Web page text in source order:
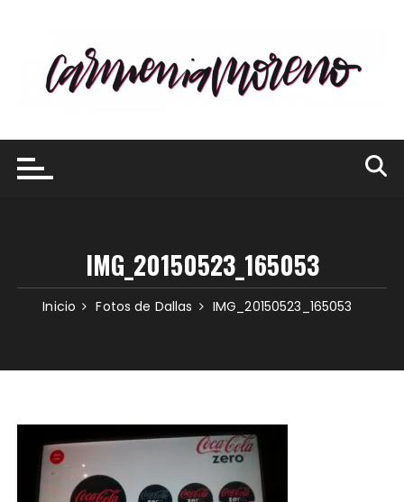
contenido
IMG_20150523_165053
Inicio Fotos de Dallas IMG_20150523_165053